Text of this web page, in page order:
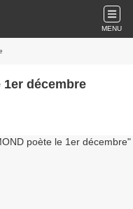
MENU
1er décembre